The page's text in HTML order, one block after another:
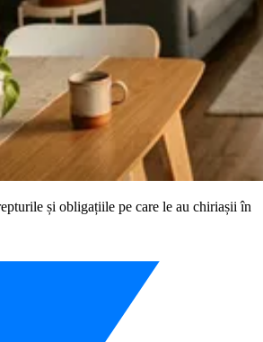
și obligațiile pe care le au chiriașii în